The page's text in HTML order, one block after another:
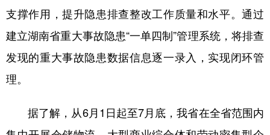
支撑作用，提升隐患排查整改工作质量和水平。通过
建立湖南省重大事故隐患“一单四制”管理系统，将排查
发现的重大事故隐患数据信息逐一录入，实现闭环管
理。
据了解，从6月1日起至7月底，我省在全省范围内